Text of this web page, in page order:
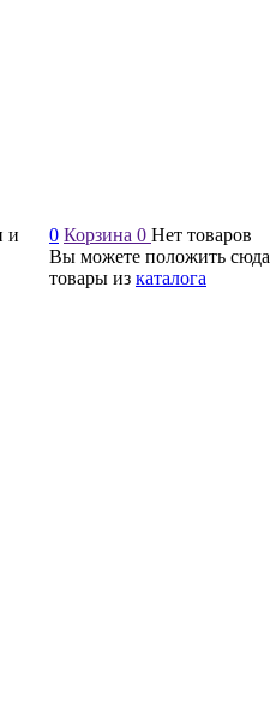
и
0 Корзина 0 Нет товаров
Вы можете положить сюда
товары из каталога